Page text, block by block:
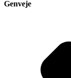
Genveje